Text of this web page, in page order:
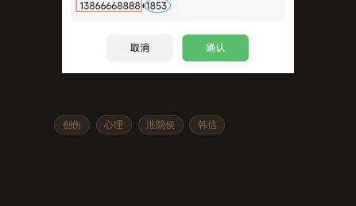
创伤 心理 淮阴侯 韩信